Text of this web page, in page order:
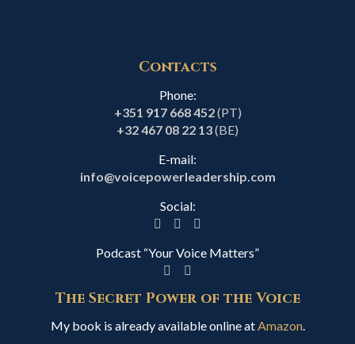
Contacts
Phone:
+351 917 668 452(PT)
+32 467 08 22 13(BE)
E-mail:
info@voicepowerleadership.com
Social:
Podcast “Your Voice Matters”
The Secret Power of the Voice
My book is already available online atAmazon.